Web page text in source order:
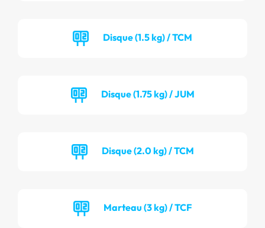
Disque (1.5 kg) / TCM
Disque (1.75 kg) / JUM
Disque (2.0 kg) / TCM
Marteau (3 kg) / TCF